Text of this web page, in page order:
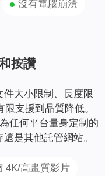
沒有電腦崩潰
按讚
大小限制、長度限
支援到品質降低。
任何平台量身定制的
是其他託管網站。
4K/高畫質影片